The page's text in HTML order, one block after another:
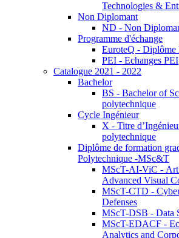
Technologies &
Non Diplomant
ND - Non
Programme d'échange
EuroteQ - Diplôme
PEI - Echanges PEI
Catalogue 2021 - 2022
Bachelor
BS - Bachelor of
polytechnique
Cycle Ingénieur
X - Titre
polytechnique
Diplôme de formation
Polytechnique -MSc&T
MScT-AI-ViC -
Advanced Visual
MScT-CTD -
Defenses
MScT-DSB - Data
MScT-EDACF -
Analytics and